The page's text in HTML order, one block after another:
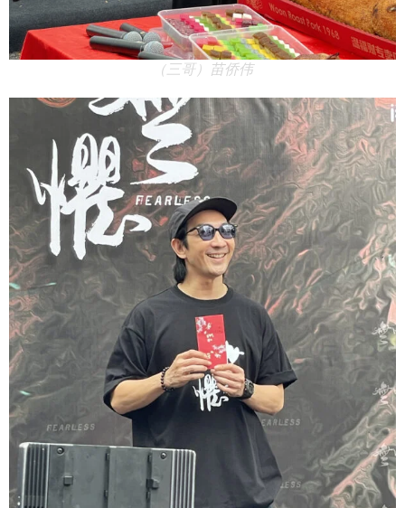
（三哥）苗侨伟